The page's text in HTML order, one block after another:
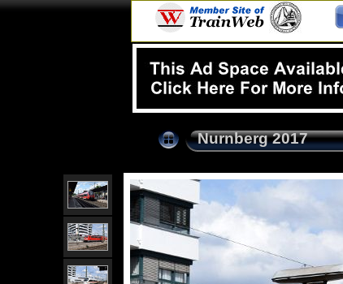
Nurnberg 2017